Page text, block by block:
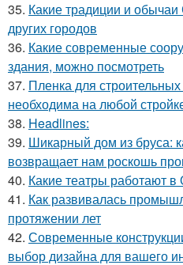
35. Какие традиции и обычаи
других городов
36. Какие современные
здания, можно посмотреть
37. Пленка для
необходима на любой
38. Headlines:
39. Шикарный дом из бруса:
возвращает нам роскошь
40. Какие театры работают
41. Как развивалась
протяжении лет
42. Современные
выбор дизайна для вашего